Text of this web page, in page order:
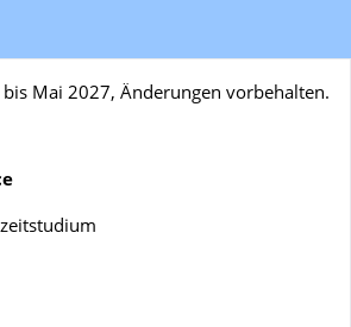
Mai 2027, Änderungen vorbehalten.